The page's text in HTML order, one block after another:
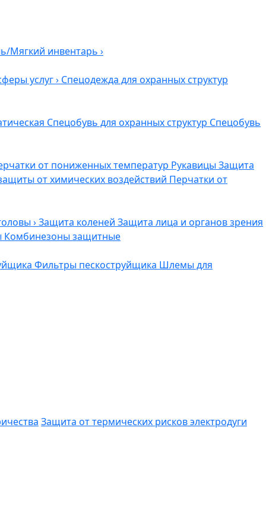
Мягкий инвентарь ›
услуг› Спецодежда для охранных структур
Спецобувь для охранных структур Спецобувь
от пониженных температур Рукавицы Защита
от химических воздействий Перчатки от
›Защита коленей Защита лица и органов зрения
Комбинезоны защитные
Фильтры пескоструйщика Шлемы для
Защита от термических рисков электродуги